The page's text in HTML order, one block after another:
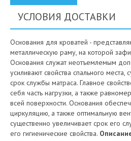
УСЛОВИЯ ДОСТАВКИ
Основания для кроватей -
металлическую раму, на которой
Основания служат неотъемлемым
усиливают свойства спального
срок службы матраса. Главное
себя часть нагрузки, а также
всей поверхности. Основания
циркуляцию, а также оптимальную
существенно увеличивает срок его
его гигиенические свойства.